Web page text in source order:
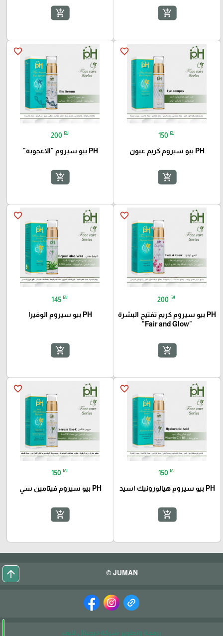
add_shopping_cart
add_shopping_cart
favorite_border
150 ₪
PH بيو سيروم كريم عيون
add_shopping_cart
favorite_border
200 ₪
PH بيو سيروم "الاعجوبة"
add_shopping_cart
favorite_border
200 ₪
PH بيو سيروم كريم تفتيح البشرة
"Fair and Glow"
add_shopping_cart
favorite_border
145 ₪
PH بيو سيروم الوفيرا
add_shopping_cart
favorite_border
150 ₪
PH بيو سيروم هيالورونيك اسيد
add_shopping_cart
favorite_border
150 ₪
PH بيو سيروم فيتامين سي
add_shopping_cart
JUMAN ©
arrow_upward
برمجة وتطوير شركة ديجيتال لايف